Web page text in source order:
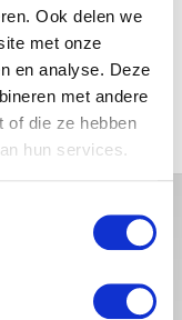
Ook delen we
met onze
en analyse. Deze
met andere
of die ze hebben
hun services.